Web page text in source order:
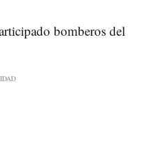
bomberos del